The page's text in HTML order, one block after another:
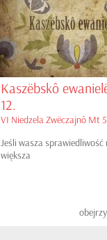
Kaszëbskô
12.
VI Niedzela Zwëczajnô Mt
Jeśli wasza sprawiedliwość
większa